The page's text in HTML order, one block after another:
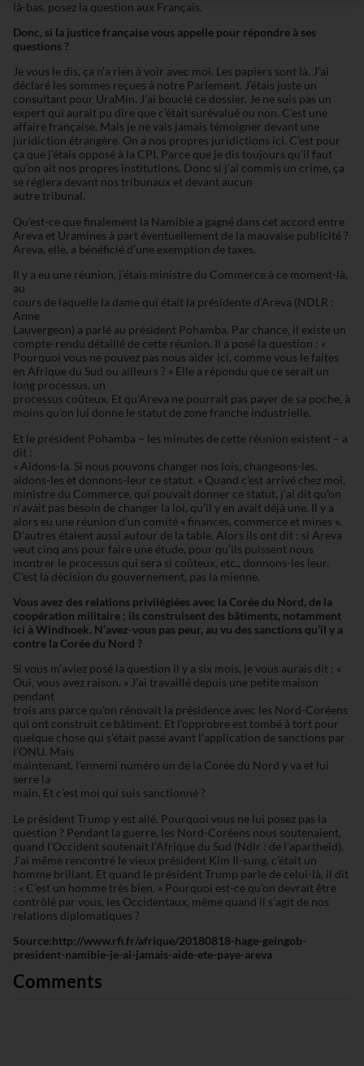
là-bas, posez la question aux Français.
Donc, si la justice française vous appelle pour répondre à ses
questions ?
Je vous le dis, ça n’a rien à voir avec moi. Les papiers sont là. J’ai
déclaré les sommes reçues à notre Parlement. J’étais juste un
consultant pour UraMin. J’ai bouclé ce dossier. Je ne suis pas un
expert qui aurait pu dire que c’était surévalué ou non. C’est une
affaire française. Mais je ne vais jamais témoigner devant une
juridiction étrangère. On a nos propres juridictions ici. C’est pour
ça que j’étais opposé à la CPI. Parce que je dis toujours qu’il faut
qu’on ait nos propres institutions. Donc si j’ai commis un crime, ça
se réglera devant nos tribunaux et devant aucun
autre tribunal.
Qu’est-ce que finalement la Namibie a gagné dans cet accord entre
Areva et Uramines à part éventuellement de la mauvaise publicité ?
Areva, elle, a bénéficié d’une exemption de taxes.
Il y a eu une réunion, j’étais ministre du Commerce à ce moment-là,
au
cours de laquelle la dame qui était la présidente d’Areva (NDLR :
Anne
Lauvergeon) a parlé au président Pohamba. Par chance, il existe un
compte-rendu détaillé de cette réunion. Il a posé la question : «
Pourquoi vous ne pouvez pas nous aider ici, comme vous le faites
en Afrique du Sud ou ailleurs ? » Elle a répondu que ce serait un
long processus, un
processus coûteux. Et qu’Areva ne pourrait pas payer de sa poche, à
moins qu’on lui donne le statut de zone franche industrielle.
Et le président Pohamba – les minutes de cette réunion existent – a
dit :
« Aidons-la. Si nous pouvons changer nos lois, changeons-les,
aidons-les et donnons-leur ce statut. » Quand c’est arrivé chez moi,
ministre du Commerce, qui pouvait donner ce statut, j’ai dit qu’on
n’avait pas besoin de changer la loi, qu’il y en avait déjà une. Il y a
alors eu une réunion d’un comité « finances, commerce et mines ».
D’autres étaient aussi autour de la table. Alors ils ont dit : si Areva
veut cinq ans pour faire une étude, pour qu’ils puissent nous
montrer le processus qui sera si coûteux, etc., donnons-les leur.
C’est la décision du gouvernement, pas la mienne.
Vous avez des relations privilégiées avec la Corée du Nord, de la
coopération militaire ; ils construisent des bâtiments, notamment
ici à Windhoek. N’avez-vous pas peur, au vu des sanctions qu’il y a
contre la Corée du Nord ?
Si vous m’aviez posé la question il y a six mois, je vous aurais dit : «
Oui, vous avez raison. » J’ai travaillé depuis une petite maison
pendant
trois ans parce qu’on rénovait la présidence avec les Nord-Coréens
qui ont construit ce bâtiment. Et l’opprobre est tombé à tort pour
quelque chose qui s’était passé avant l’application de sanctions par
l’ONU. Mais
maintenant, l’ennemi numéro un de la Corée du Nord y va et lui
serre la
main. Et c’est moi qui suis sanctionné ?
Le président Trump y est allé. Pourquoi vous ne lui posez pas la
question ? Pendant la guerre, les Nord-Coréens nous soutenaient,
quand l’Occident soutenait l’Afrique du Sud (Ndlr : de l’apartheid).
J’ai même rencontré le vieux président Kim Il-sung, c’était un
homme brillant. Et quand le président Trump parle de celui-là, il dit
: « C’est un homme très bien. » Pourquoi est-ce qu’on devrait être
contrôlé par vous, les Occidentaux, même quand il s’agit de nos
relations diplomatiques ?
Source:http://www.rfi.fr/afrique/20180818-hage-geingob-
president-namibie-je-ai-jamais-aide-ete-paye-areva
Comments